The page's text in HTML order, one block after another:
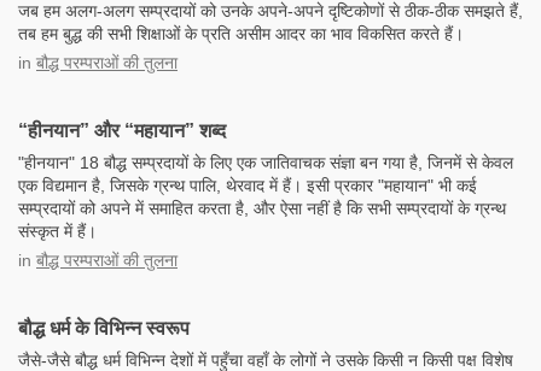
जब हम अलग-अलग सम्प्रदायों को उनके अपने-अपने दृष्टिकोणों से ठीक-ठीक समझते हैं,
तब हम बुद्ध की सभी शिक्षाओं के प्रति असीम आदर का भाव विकसित करते हैं।
in बौद्ध परम्पराओं की तुलना
“हीनयान” और “महायान” शब्द
"हीनयान" 18 बौद्ध सम्प्रदायों के लिए एक जातिवाचक संज्ञा बन गया है, जिनमें से केवल
एक विद्यमान है, जिसके ग्रन्थ पालि, थेरवाद में हैं। इसी प्रकार "महायान" भी कई
सम्प्रदायों को अपने में समाहित करता है, और ऐसा नहीं है कि सभी सम्प्रदायों के ग्रन्थ
संस्कृत में हैं।
in बौद्ध परम्पराओं की तुलना
बौद्ध धर्म के विभिन्न स्वरूप
जैसे-जैसे बौद्ध धर्म विभिन्न देशों में पहुँचा वहाँ के लोगों ने उसके किसी न किसी पक्ष विशेष